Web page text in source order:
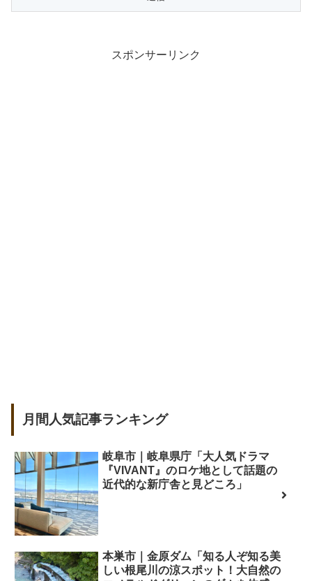
スポンサーリンク
月間人気記事ランキング
岐阜市｜岐阜県庁「大人気ドラマ
『VIVANT』のロケ地として話題の
近代的な新庁舎と見どころ」
本巣市｜金原ダム「知る人ぞ知る美
しい根尾川の涼スポット！大自然の